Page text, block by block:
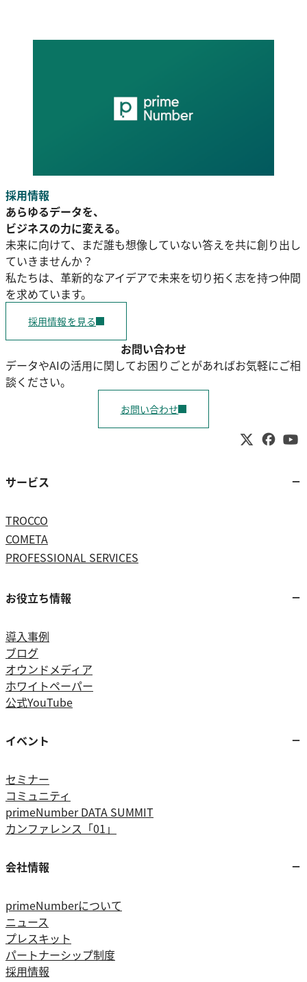
採用情報
あらゆるデータを、
ビジネスの力に変える。
未来に向けて、まだ誰も想像していない答えを共に創り出し
ていきませんか？
私たちは、革新的なアイデアで未来を切り拓く志を持つ仲間
を求めています。
採用情報を見る
お問い合わせ
データやAIの活用に関してお困りごとがあればお気軽にご相
談ください。
お問い合わせ
サービス
TROCCO
COMETA
PROFESSIONAL SERVICES
お役立ち情報
導入事例
ブログ
オウンドメディア
ホワイトペーパー
公式YouTube
イベント
セミナー
コミュニティ
primeNumber DATA SUMMIT
カンファレンス「01」
会社情報
primeNumberについて
ニュース
プレスキット
パートナーシップ制度
採用情報